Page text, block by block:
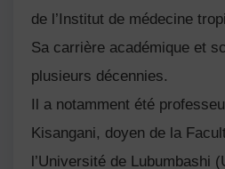
de l’Institut de médecine
Sa carrière académique et
plusieurs décennies.
Il a notamment été
Kisangani, doyen de la
l’Université de Lubumbashi